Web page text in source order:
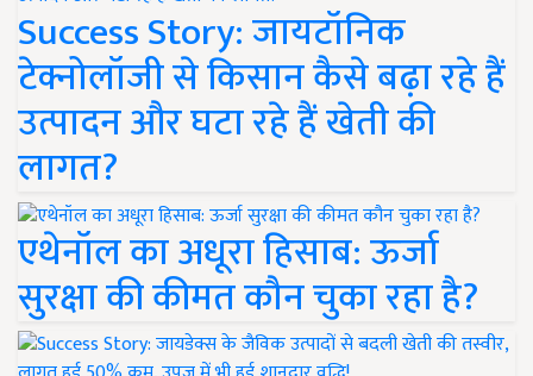
Success Story: जायटॉनिक
टेक्नोलॉजी से किसान कैसे बढ़ा रहे हैं
उत्पादन और घटा रहे हैं खेती की
लागत?
एथेनॉल का अधूरा हिसाब: ऊर्जा
सुरक्षा की कीमत कौन चुका रहा है?